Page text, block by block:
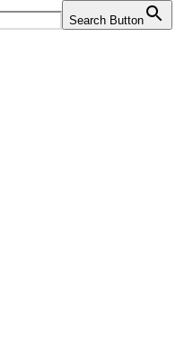
Search Button